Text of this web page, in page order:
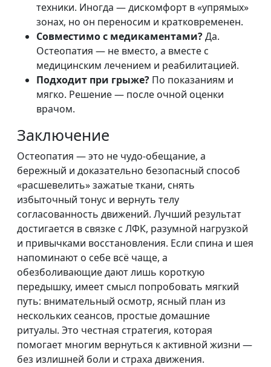
техники. Иногда — дискомфорт в «упрямых»
зонах, но он переносим и кратковременен.
Совместимо с медикаментами?Да.
Остеопатия — не вместо, а вместе с
медицинским лечением и реабилитацией.
Подходит при грыже? По показаниям и
мягко. Решение — после очной оценки
врачом.
Заключение
Остеопатия — это не чудо-обещание, а
бережный и доказательно безопасный способ
«расшевелить» зажатые ткани, снять
избыточный тонус и вернуть телу
согласованность движений. Лучший результат
достигается в связке с ЛФК, разумной нагрузкой
и привычками восстановления. Если спина и шея
напоминают о себе всё чаще, а
обезболивающие дают лишь короткую
передышку, имеет смысл попробовать мягкий
путь: внимательный осмотр, ясный план из
нескольких сеансов, простые домашние
ритуалы. Это честная стратегия, которая
помогает многим вернуться к активной жизни —
без излишней боли и страха движения.